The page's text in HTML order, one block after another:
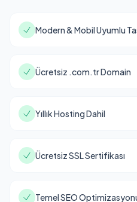
Modern & Mobil Uyumlu
Ücretsiz .com.tr Domain
Yıllık Hosting Dahil
Ücretsiz SSL Sertifikası
Temel SEO